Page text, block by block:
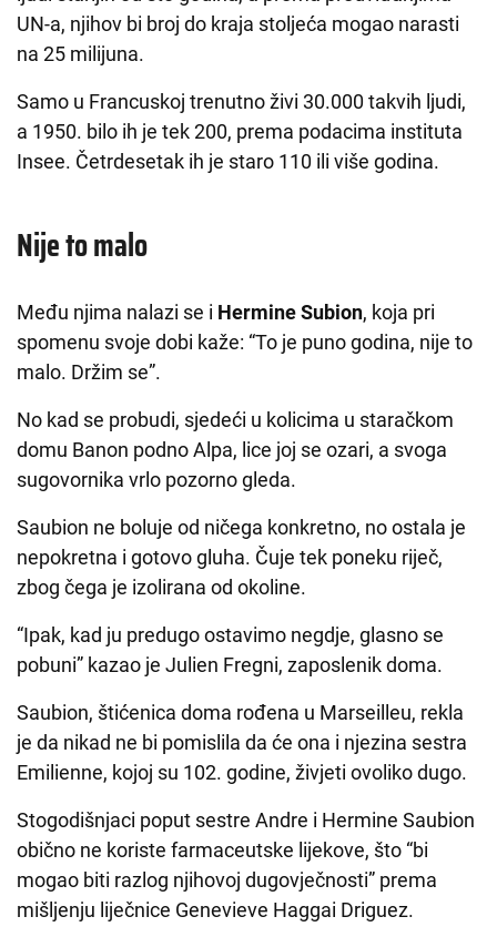
UN-a, njihov bi broj do kraja stoljeća mogao narasti
na 25 milijuna.
Samo u Francuskoj trenutno živi 30.000 takvih ljudi,
a 1950. bilo ih je tek 200, prema podacima instituta
Insee. Četrdesetak ih je staro 110 ili više godina.
Nije to malo
Među njima nalazi se i Hermine Subion, koja pri
spomenu svoje dobi kaže: “To je puno godina, nije to
malo. Držim se”.
No kad se probudi, sjedeći u kolicima u staračkom
domu Banon podno Alpa, lice joj se ozari, a svoga
sugovornika vrlo pozorno gleda.
Saubion ne boluje od ničega konkretno, no ostala je
nepokretna i gotovo gluha. Čuje tek poneku riječ,
zbog čega je izolirana od okoline.
“Ipak, kad ju predugo ostavimo negdje, glasno se
pobuni” kazao je Julien Fregni, zaposlenik doma.
Saubion, štićenica doma rođena u Marseilleu, rekla
je da nikad ne bi pomislila da će ona i njezina sestra
Emilienne, kojoj su 102. godine, živjeti ovoliko dugo.
Stogodišnjaci poput sestre Andre i Hermine Saubion
obično ne koriste farmaceutske lijekove, što “bi
mogao biti razlog njihovoj dugovječnosti” prema
mišljenju liječnice Genevieve Haggai Driguez.